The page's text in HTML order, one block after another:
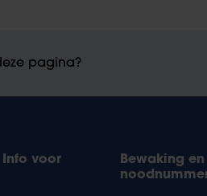
pagina?
Info voor
Bewaking en